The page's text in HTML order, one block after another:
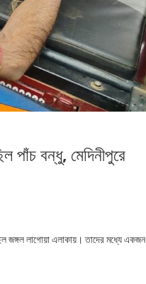
বন্ধু, মেদিনীপুরে
জঙ্গল লাগোয়া এলাকায়। তাদের মধ্যে একজন